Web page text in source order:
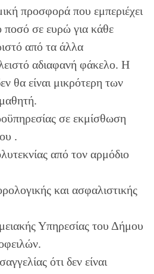
προσφορά που εμπεριέχει
σε ευρώ για κάθε
από τα άλλα
αδιαφανή φάκελο. Η
θα είναι μικρότερη των
σε εκμίσθωση
.
από τον αρμόδιο
και ασφαλιστικής
Υπηρεσίας του Δήμου
ότι δεν είναι